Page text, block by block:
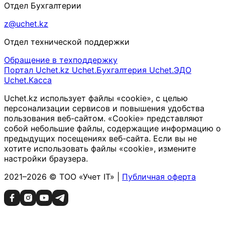
Отдел Бухгалтерии
z@uchet.kz
Отдел технической поддержки
Обращение в техподдержку
Портал Uchet.kz Uchet.Бухгалтерия Uchet.ЭДО
Uchet.Касса
Uchet.kz использует файлы «cookie», с целью
персонализации сервисов и повышения удобства
пользования веб-сайтом. «Cookie» представляют
собой небольшие файлы, содержащие информацию о
предыдущих посещениях веб-сайта. Если вы не
хотите использовать файлы «cookie», измените
настройки браузера.
2021–2026 © ТОО «Учет IT» | Публичная оферта